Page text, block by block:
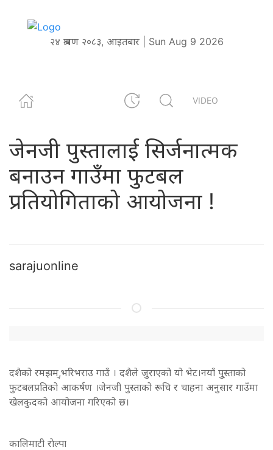
२४ श्रावण २०८३, आइतबार | Sun Aug 9 2026
VIDEO
जेनजी पुस्तालाई सिर्जनात्मक
बनाउन गाउँमा फुटबल
प्रतियोगिताको आयोजना !
sarajuonline
दशैको रमझम्,भरिभराउ गाउँ । दशैले जुराएको यो भेट।नयाँ पु्स्ताको
फुटबलप्रतिको आकर्षण ।जेनजी पुस्ताको रूचि र चाहना अनुसार गाउँमा
खेलकुदको आयोजना गरिएको छ।
कालिमाटी राेल्पा